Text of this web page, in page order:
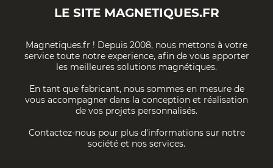
LE SITE MAGNETIQUES.FR
Magnetiques.fr ! Depuis 2008, nous mettons à votre
service toute notre experience, afin de vous apporter
les meilleures solutions magnétiques.
En tant que fabricant, nous sommes en mesure de
vous accompagner dans la conception et réalisation
de vos projets personnalisés.
Contactez-nous pour plus d'informations sur notre
société et nos services.